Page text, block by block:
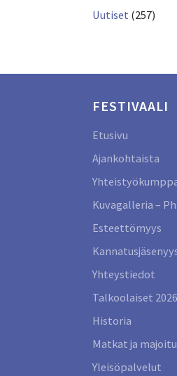
Uutiset (257)
FESTIVAALI
Etusivu
Ajankohtaista
Kuvagalleria –
Esteettömyys
Yhteystiedot
Talkoolaiset 2026
Historia
Matkat ja
Yleisöpalvelut